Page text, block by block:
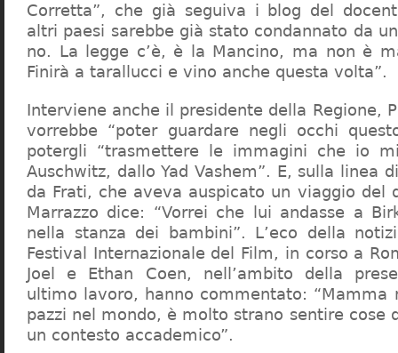
Corretta”, che già seguiva i blog del
altri paesi sarebbe già stato condannato da
no. La legge c’è, è la Mancino, ma non è
Finirà a tarallucci e vino anche questa volta”.
Interviene anche il presidente della Regione,
vorrebbe “poter guardare negli occhi
potergli “trasmettere le immagini che io
Auschwitz, dallo Yad Vashem”. E, sulla linea
da Frati, che aveva auspicato un viaggio del
Marrazzo dice: “Vorrei che lui andasse a
nella stanza dei bambini”. L’eco della
Festival Internazionale del Film, in corso a
Joel e Ethan Coen, nell’ambito della
ultimo lavoro, hanno commentato: “Mamma
pazzi nel mondo, è molto strano sentire cose
un contesto accademico”.